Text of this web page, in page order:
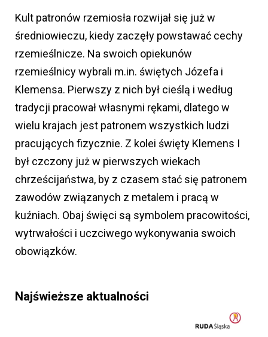
Kult patronów rzemiosła rozwijał się już w
średniowieczu, kiedy zaczęły powstawać cechy
rzemieślnicze. Na swoich opiekunów
rzemieślnicy wybrali m.in. świętych Józefa i
Klemensa. Pierwszy z nich był cieślą i według
tradycji pracował własnymi rękami, dlatego w
wielu krajach jest patronem wszystkich ludzi
pracujących fizycznie. Z kolei święty Klemens I
był czczony już w pierwszych wiekach
chrześcijaństwa, by z czasem stać się patronem
zawodów związanych z metalem i pracą w
kuźniach. Obaj święci są symbolem pracowitości,
wytrwałości i uczciwego wykonywania swoich
obowiązków.
Najświeższe aktualności